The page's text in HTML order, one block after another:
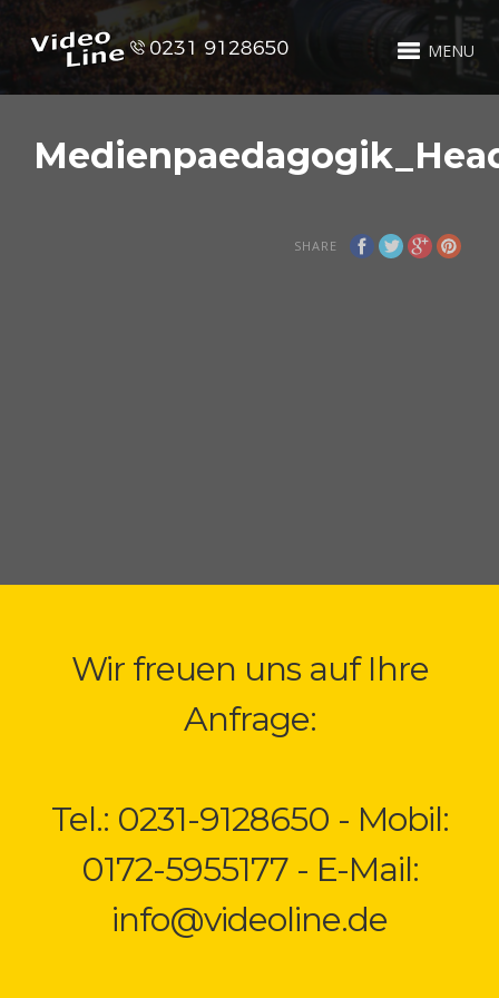
MENU
SHARE
Wir freuen uns auf Ihre
Anfrage:
Tel.: 0231-9128650 - Mobil:
0172-5955177 - E-Mail:
info@videoline.de